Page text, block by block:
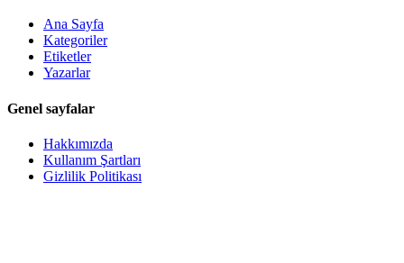
Ana Sayfa
Kategoriler
Etiketler
Yazarlar
Genel sayfalar
Hakkımızda
Kullanım Şartları
Gizlilik Politikası